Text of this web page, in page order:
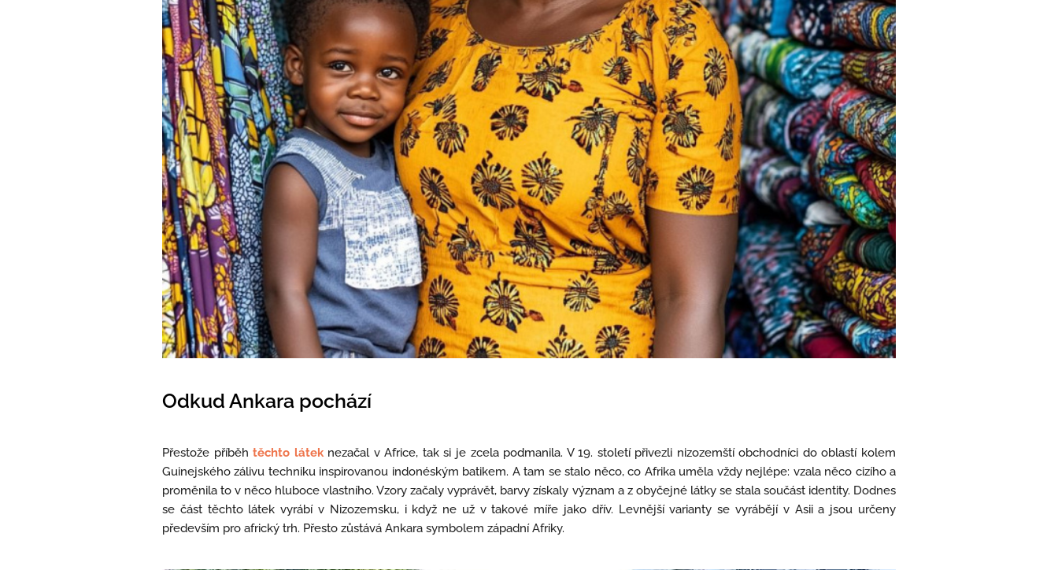
Odkud Ankara pochází
Přestože příběhtěchto láteknezačal v Africe, tak si je zcela podmanila. V 19. století přivezli nizozemští obchodníci do oblastí kolem
Guinejského zálivu techniku inspirovanou indonéským batikem. A tam se stalo něco, co Afrika uměla vždy nejlépe: vzala něco cizího a
proměnila to v něco hluboce vlastního. Vzory začaly vyprávět, barvy získaly význam a z obyčejné látky se stala součást identity. Dodnes
se část těchto látek vyrábí v Nizozemsku, i když ne už v takové míře jako dřív. Levnější varianty se vyrábějí v Asii a jsou určeny
především pro africký trh. Přesto zůstává Ankara symbolem západní Afriky.